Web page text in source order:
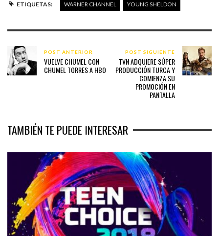
ETIQUETAS: WARNER CHANNEL YOUNG SHELDON
POST ANTERIOR
VUELVE CHUMEL CON
CHUMEL TORRES A HBO
POST SIGUIENTE
TVN ADQUIERE SÚPER
PRODUCCIÓN TURCA Y
COMIENZA SU
PROMOCIÓN EN
PANTALLA
TAMBIÉN TE PUEDE INTERESAR